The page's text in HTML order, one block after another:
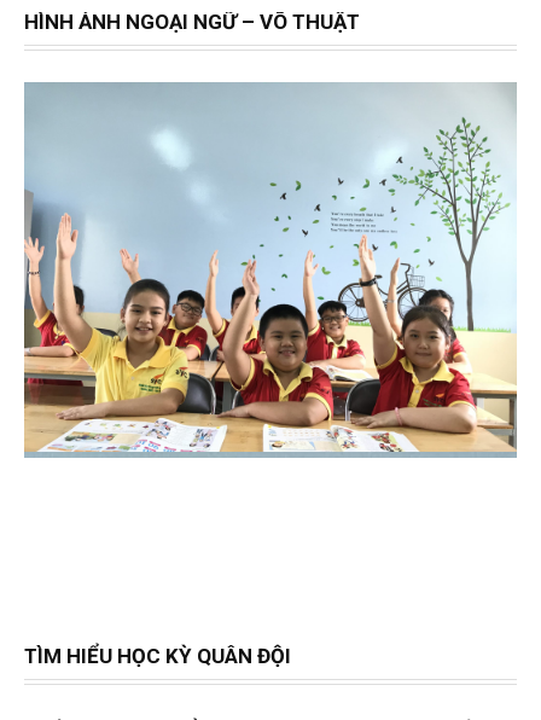
HÌNH ẢNH NGOẠI NGỮ – VÕ THUẬT
TÌM HIỂU HỌC KỲ QUÂN ĐỘI